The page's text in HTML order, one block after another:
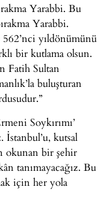
Yarabbi. Bu
Yarabbi.
yıldönümünü
bir kutlama olsun.
Fatih Sultan
buluşturan
Soykırımı’
kutsal
okunan bir şehir
tanımayacağız. Bu
için her yola